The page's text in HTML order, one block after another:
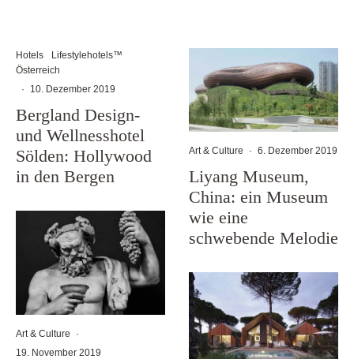
Hotels
Lifestylehotels™
Österreich
·
10. Dezember 2019
Bergland Design-
und Wellnesshotel
Sölden: Hollywood
in den Bergen
Art & Culture
·
19. November 2019
Art & Culture · 6. Dezember 2019
Liyang Museum,
China: ein Museum
wie eine
schwebende Melodie